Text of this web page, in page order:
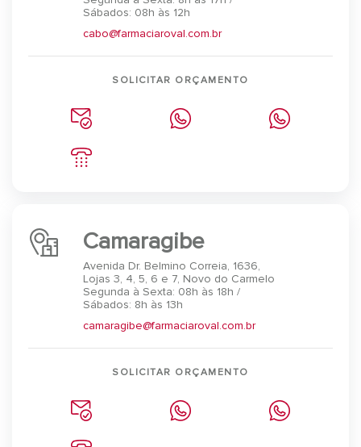
Sábados: 08h às 12h
cabo@farmaciaroval.com.br
SOLICITAR ORÇAMENTO
Camaragibe
Avenida Dr. Belmino Correia, 1636,
Lojas 3, 4, 5, 6 e 7, Novo do Carmelo
Segunda à Sexta: 08h às 18h /
Sábados: 8h às 13h
camaragibe@farmaciaroval.com.br
SOLICITAR ORÇAMENTO